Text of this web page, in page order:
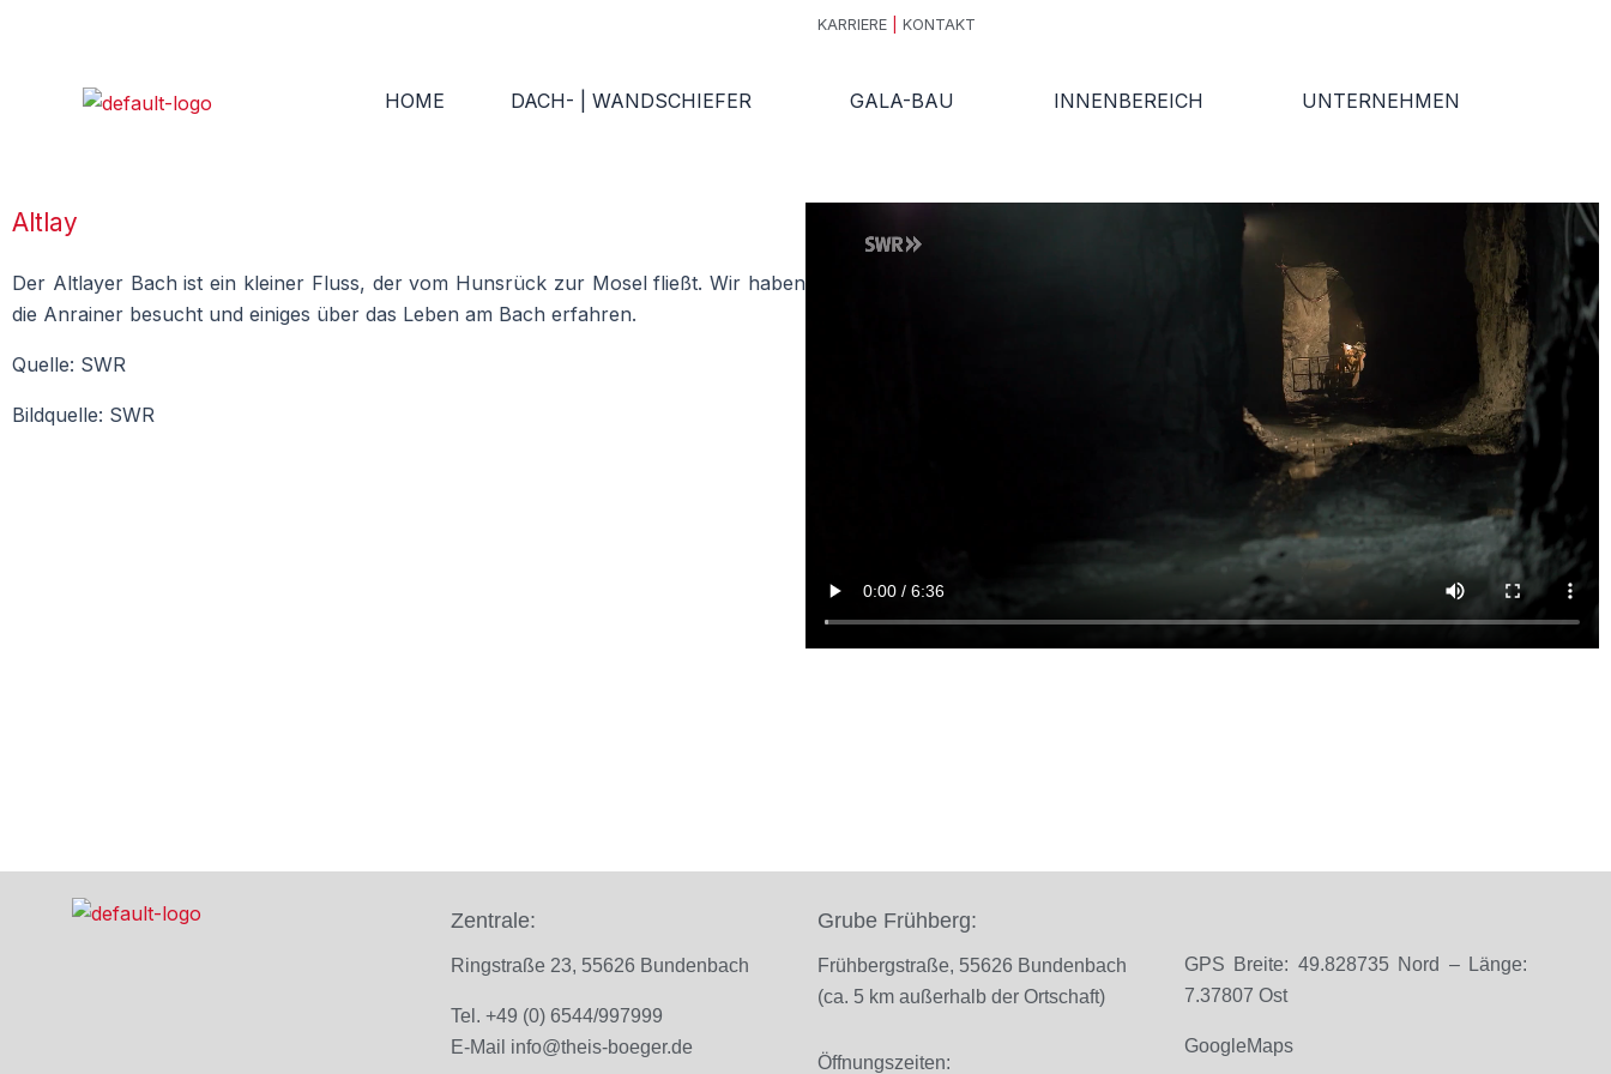
KARRIERE KONTAKT
HOME DACH- | WANDSCHIEFER GALA-BAU INNENBEREICH UNTERNEHMEN
Altlay
Der Altlayer Bach ist ein kleiner Fluss, der vom Hunsrück zur Mosel fließt. Wir haben
die Anrainer besucht und einiges über das Leben am Bach erfahren.
Quelle: SWR
Bildquelle: SWR
Zentrale:
Ringstraße 23, 55626 Bundenbach
Tel. +49 (0) 6544/997999
E-Mail info@theis-boeger.de
Grube Frühberg:
Frühbergstraße, 55626 Bundenbach
(ca. 5 km außerhalb der Ortschaft)
Öffnungszeiten:
GPS Breite: 49.828735 Nord – Länge:
7.37807 Ost
GoogleMaps